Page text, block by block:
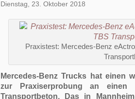
Dienstag, 23. Oktober 2018
Praxistest: Mercedes-Benz
Mercedes-Benz Trucks hat einen
zur Praxiserprobung an einen
Transportbeton. Das in